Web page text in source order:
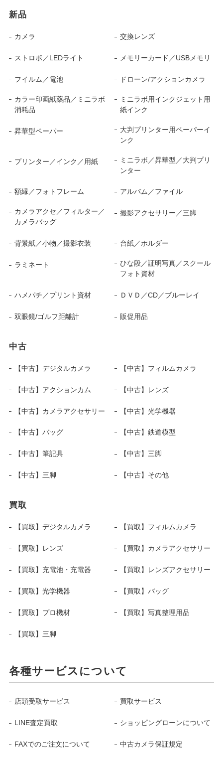
新品
カメラ 交換レンズ
ストロボ／LEDライト メモリーカード／USBメモリ
フイルム／電池 ドローン/アクションカメラ
カラー印画紙薬品／ミニラボ
消耗品
ミニラボ用インクジェット用
紙インク
昇華型ペーパー
大判プリンター用ペーパーイ
ンク
プリンター／インク／用紙
ミニラボ／昇華型／大判プリ
ンター
額縁／フォトフレーム アルバム／ファイル
カメラアクセ／フィルター／
カメラバッグ
撮影アクセサリー／三脚
背景紙／小物／撮影衣装 台紙／ホルダー
ラミネート
ひな段／証明写真／スクール
フォト資材
ハメパチ／プリント資材 ＤＶＤ／CD／ブルーレイ
双眼鏡/ゴルフ距離計 販促用品
中古
【中古】デジタルカメラ 【中古】フィルムカメラ
【中古】アクションカム 【中古】レンズ
【中古】カメラアクセサリー 【中古】光学機器
【中古】バッグ 【中古】鉄道模型
【中古】筆記具 【中古】三脚
【中古】三脚 【中古】その他
買取
【買取】デジタルカメラ 【買取】フィルムカメラ
【買取】レンズ 【買取】カメラアクセサリー
【買取】充電池・充電器 【買取】レンズアクセサリー
【買取】光学機器 【買取】バッグ
【買取】プロ機材 【買取】写真整理用品
【買取】三脚
各種サービスについて
店頭受取サービス 買取サービス
LINE査定買取 ショッピングローンについて
FAXでのご注文について 中古カメラ保証規定